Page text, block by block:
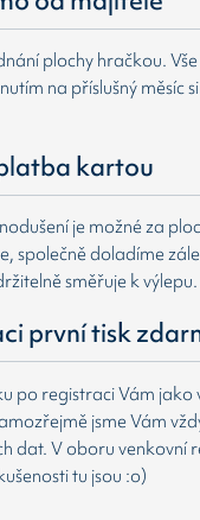
plochy hračkou.
na příslušný měsíc
kartou
je možné za
společně doladíme
směřuje k výlepu.
první tisk
po registraci Vám jako
jsme Vám
dat. V oboru venkovní
tu jsou :o)